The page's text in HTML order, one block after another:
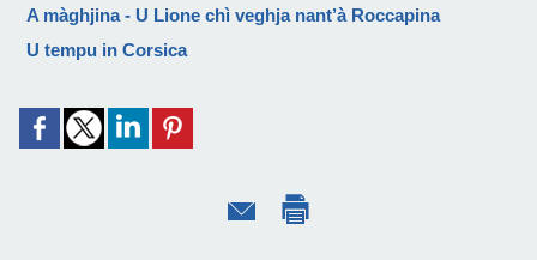
A màghjina - U Lione chì veghja nant’à Roccapina
U tempu in Corsica